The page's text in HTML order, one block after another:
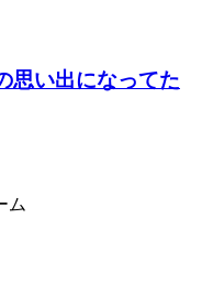
思い出になってた
ム